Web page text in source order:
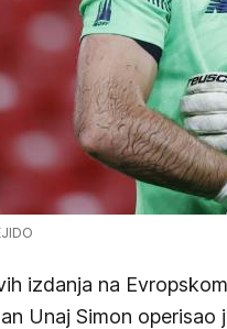
izdanja na
Unaj Simon operisao